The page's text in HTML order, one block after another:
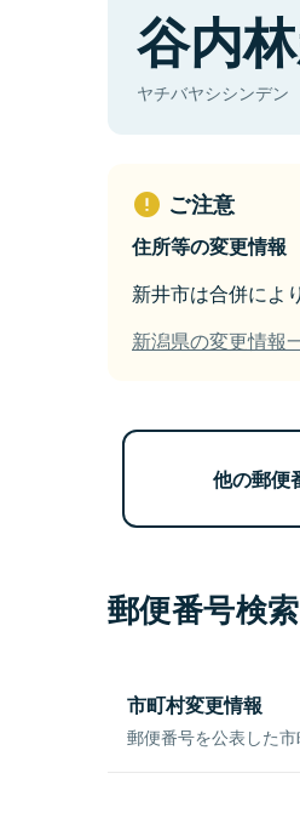
谷内
ヤチバヤシシンデン
ご注意
住所等の変更情報
新井市は合併によ
新潟県の変更情報
他の郵便
郵便番号検
市町村変更情報
郵便番号を公表した